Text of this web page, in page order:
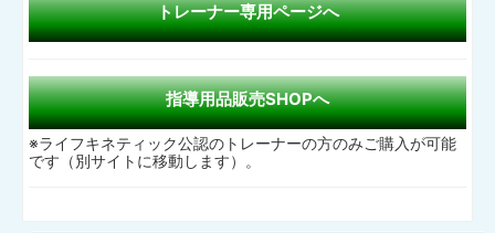
トレーナー専用ページへ
指導用品販売SHOPへ
※ライフキネティック公認のトレーナーの方のみご購入が可能
です（別サイトに移動します）。